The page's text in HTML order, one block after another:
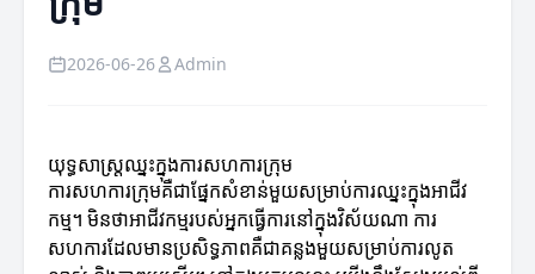
2026-06-26 Admin
យុទ្ធសាស្រ្តឈ្នះក្នុងការសហការ​ក្រុម
ការសហការ​ក្រុមគឺជាផ្នែកសំខាន់មួយសម្រាប់ការឈ្នះក្នុងអាជីវ
កម្ម។ មិនថាអាជីវកម្មរបស់អ្នកធ្វើការនៅក្នុងវិស័យណា ការ
សហការដែលមានប្រសិទ្ធភាពគឺជាគន្លងមួយសម្រាប់ការលូត